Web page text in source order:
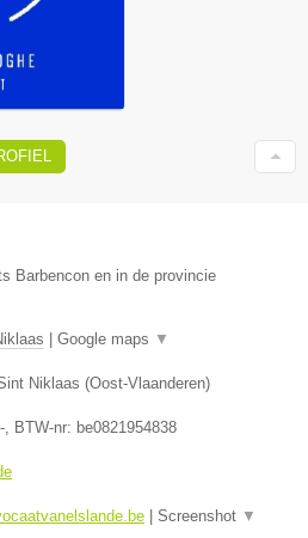
Barbencon en in de provincie
Google maps ▼
Niklaas (Oost-Vlaanderen)
- , BTW-nr: be0821954838
Screenshot ▼